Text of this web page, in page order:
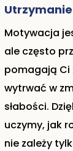
Motywacja
ale często
pomagają Ci
wytrwać w
słabości.
uczymy, jak
nie zależy